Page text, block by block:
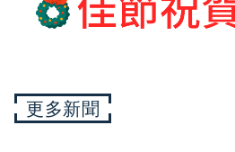
更多新聞